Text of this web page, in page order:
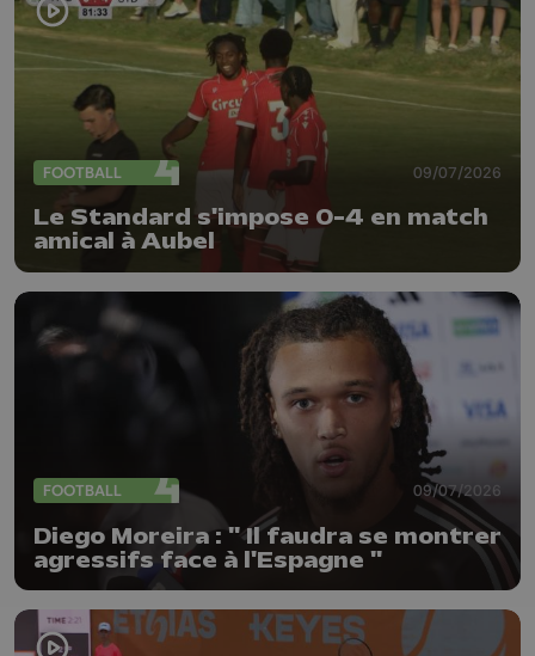
FOOTBALL 09/07/2026
Le Standard s'impose 0-4 en match
amical à Aubel
FOOTBALL 09/07/2026
Diego Moreira : " Il faudra se montrer
agressifs face à l'Espagne "